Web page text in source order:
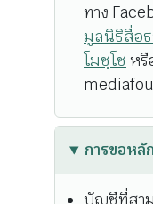
ทาง
มูลนิธิสื่อธ
โมชฺโช หรื
การขอหลั
บัญชีที่สาม